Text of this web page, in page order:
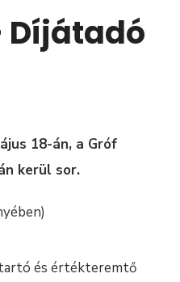
Díjátadó
18-án, a Gróf
kerül sor.
és értékteremtő